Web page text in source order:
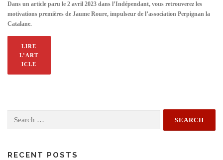
Dans un article paru le 2 avril 2023 dans l’Indépendant, vous retrouverez les
motivations premières de Jaume Roure, impulseur de l’association Perpignan la
Catalane.
LIRE
L’ART
ICLE
for:
RECENT POSTS